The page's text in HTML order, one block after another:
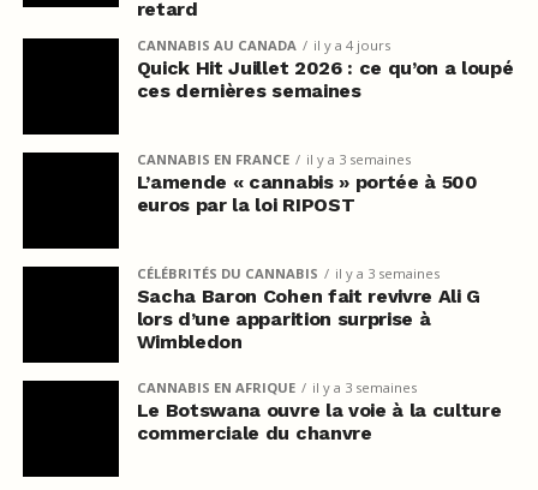
retard
CANNABIS AU CANADA il y a 4 jours
Quick Hit Juillet 2026 : ce qu’on a loupé
ces dernières semaines
CANNABIS EN FRANCE il y a 3 semaines
L’amende « cannabis » portée à 500
euros par la loi RIPOST
CÉLÉBRITÉS DU CANNABIS il y a 3 semaines
Sacha Baron Cohen fait revivre Ali G
lors d’une apparition surprise à
Wimbledon
CANNABIS EN AFRIQUE il y a 3 semaines
Le Botswana ouvre la voie à la culture
commerciale du chanvre